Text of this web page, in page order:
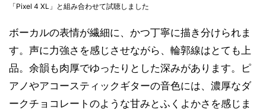
「Pixel 4 XL」と組み合わせて試聴しました
ボーカルの表情が繊細に、かつ丁寧に描き分けられま
す。声に力強さを感じさせながら、輪郭線はとても上
品。余韻も肉厚でゆったりとした深みがあります。ピ
アノやアコースティックギターの音色には、濃厚なダ
ークチョコレートのような甘みとふくよかさを感じま